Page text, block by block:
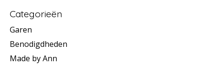
Categorieën
Garen
Benodigdheden
Made by Ann